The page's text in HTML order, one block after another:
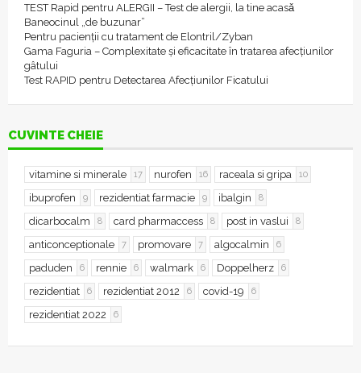
TEST Rapid pentru ALERGII – Test de alergii, la tine acasǎ
Baneocinul „de buzunar”
Pentru pacienții cu tratament de Elontril/Zyban
Gama Faguria – Complexitate și eficacitate în tratarea afecțiunilor
gâtului
Test RAPID pentru Detectarea Afecțiunilor Ficatului
CUVINTE CHEIE
vitamine si minerale 17 nurofen 16 raceala si gripa 10
ibuprofen 9 rezidentiat farmacie 9 ibalgin 8
dicarbocalm 8 card pharmaccess 8 post in vaslui 8
anticonceptionale 7 promovare 7 algocalmin 6
paduden 6 rennie 6 walmark 6 Doppelherz 6
rezidentiat 6 rezidentiat 2012 6 covid-19 6
rezidentiat 2022 6